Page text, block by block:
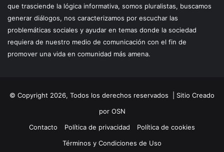
que trasciende la lógica informativa, somos pluralistas, buscamos
generar diálogos, nos caracterizamos por escuchar las
problemáticas sociales y ayudar en temas donde la sociedad
requiera de nuestro medio de comunicación con el fin de
promover una vida en comunidad más amena.
© Copyright 2026, Todos los derechos reservados | Sitio Creado
por OSN
Contacto
Política de privacidad
Política de cookies
Términos y Condiciones de Uso